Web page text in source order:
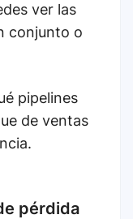
ver las
conjunto o
pipelines
de ventas
pérdida